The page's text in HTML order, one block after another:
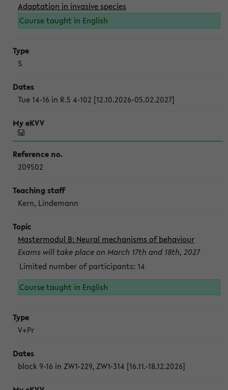
Adaptation in invasive species
Course taught in English
S
Tue 14-16 in R.5 4-102 [12.10.2026-05.02.2027]
209502
Kern, Lindemann
Mastermodul B: Neural mechanisms of behaviour
Exams will take place on March 17th and 18th, 2027
Limited number of participants: 14
Course taught in English
V+Pr
block 9-16 in ZW1-229, ZW1-314 [16.11.-18.12.2026]